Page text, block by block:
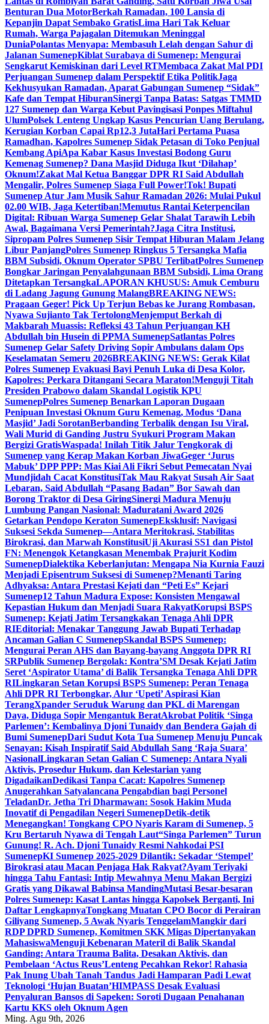
Benturan Dua MotorBerkah Ramadan, 100 Lansia di
Kepanjin Dapat Sembako GratisLima Hari Tak Keluar
Rumah, Warga Pajagalan Ditemukan Meninggal
DuniaPolantas Menyapa: Membasuh Lelah dengan Sahur di
Jalanan SumenepKiblat Surabaya di Sumenep: Mengurai
Sengkarut Kemiskinan dari Level RTMembaca Zakat Mal PDI
Perjuangan Sumenep dalam Perspektif Etika PolitikJaga
Kekhusyukan Ramadan, Aparat Gabungan Sumenep “Sidak”
Kafe dan Tempat HiburanSinergi Tanpa Batas: Satgas TMMD
127 Sumenep dan Warga Kebut Pavingisasi Ponpes Miftahul
UlumPolsek Lenteng Ungkap Kasus Pencurian Uang Berulang,
Kerugian Korban Capai Rp12,3 JutaHari Pertama Puasa
Ramadhan, Kapolres Sumenep Sidak Petasan di Toko Penjual
Kembang ApiApa Kabar Kasus Investasi Bodong Guru
Kemenag Sumenep? Dana Masjid Diduga Ikut ‘Dilahap’
Oknum!Zakat Mal Ketua Banggar DPR RI Said Abdullah
Mengalir, Polres Sumenep Siaga Full Power!Tok! Bupati
Sumenep Atur Jam Musik Sahur Ramadan 2026: Mulai Pukul
02.00 WIB, Jaga Ketertiban!Memutus Rantai Keterpencilan
Digital: Ribuan Warga Sumenep Gelar Shalat Tarawih Lebih
Awal, Bagaimana Versi Pemerintah?Jaga Citra Institusi,
Sipropam Polres Sumenep Sisir Tempat Hiburan Malam Jelang
Libur PanjangPolres Sumenep Ringkus 5 Tersangka Mafia
BBM Subsidi, Oknum Operator SPBU TerlibatPolres Sumenep
Bongkar Jaringan Penyalahgunaan BBM Subsidi, Lima Orang
Ditetapkan TersangkaLAPORAN KHUSUS: Amuk Cemburu
di Ladang Jagung Gunung MalangBREAKING NEWS:
Pragaan Geger! Pick Up Terjun Bebas ke Jurang Rombasan,
Nyawa Sujianto Tak TertolongMenjemput Berkah di
Makbarah Muassis: Refleksi 43 Tahun Perjuangan KH
Abdullah bin Husein di PPMA SumenepSatlantas Polres
Sumenep Gelar Safety Driving Sopir Ambulans dalam Ops
Keselamatan Semeru 2026BREAKING NEWS: Gerak Kilat
Polres Sumenep Evakuasi Bayi Penuh Luka di Desa Kolor,
Kapolres: Perkara Ditangani Secara Maraton!Menguji Titah
Presiden Prabowo dalam Skandal Logistik KPU
SumenepPolres Sumenep Benarkan Laporan Dugaan
Penipuan Investasi Oknum Guru Kemenag, Modus ‘Dana
Masjid’ Jadi SorotanBerbanding Terbalik dengan Isu Viral,
Wali Murid di Ganding Justru Syukuri Program Makan
Bergizi GratisWaspada! Inilah Titik Jalur Tengkorak di
Sumenep yang Kerap Makan Korban JiwaGeger ‘Jurus
Mabuk’ DPP PPP: Mas Kiai Ali Fikri Sebut Pemecatan Nyai
Mundjidah Cacat KonstitusiTak Mau Rakyat Susah Air Saat
Lebaran, Said Abdullah “Pasang Badan” Bor Sawah dan
Borong Traktor di Desa GiringSinergi Madura Menuju
Lumbung Pangan Nasional: Maduratani Award 2026
Getarkan Pendopo Keraton SumenepEksklusif: Navigasi
Suksesi Sekda Sumenep—Antara Meritokrasi, Stabilitas
Birokrasi, dan Marwah KonstitusiUji Akurasi SS1 dan Pistol
FN: Menengok Ketangkasan Menembak Prajurit Kodim
SumenepDialektika Keberlanjutan: Mengapa Nia Kurnia Fauzi
Menjadi Episentrum Suksesi di Sumenep?Menanti Taring
Adhyaksa: Antara Prestasi Kejati dan “Peti Es” Kejari
Sumenep12 Tahun Madura Expose: Konsisten Mengawal
Kepastian Hukum dan Menjadi Suara RakyatKorupsi BSPS
Sumenep: Kejati Jatim Tersangkakan Tenaga Ahli DPR
RIEditorial: Menakar Tanggung Jawab Bupati Terhadap
Ancaman Galian C SumenepSkandal BSPS Sumenep:
Mengurai Peran AHS dan Bayang-bayang Anggota DPR RI
SRPublik Sumenep Bergolak: Kontra’SM Desak Kejati Jatim
Seret ‘Aspirator Utama’ di Balik Tersangka Tenaga Ahli DPR
RILingkaran Setan Korupsi BSPS Sumenep: Peran Tenaga
Ahli DPR RI Terbongkar, Alur ‘Upeti’ Aspirasi Kian
TerangXpander Seruduk Warung dan PKL di Marengan
Daya, Diduga Sopir Mengantuk BeratAkrobat Politik ‘Singa
Parlemen’: Kembalinya Djoni Tunaidy dan Bendera Gajah di
Bumi SumenepDari Sudut Kota Tua Sumenep Menuju Puncak
Senayan: Kisah Inspiratif Said Abdullah Sang ‘Raja Suara’
NasionalLingkaran Setan Galian C Sumenep: Antara Nyali
Aktivis, Prosedur Hukum, dan Kelestarian yang
DigadaikanDedikasi Tanpa Cacat: Kapolres Sumenep
Anugerahkan Satyalancana Pengabdian bagi Personel
TeladanDr. Jetha Tri Dharmawan: Sosok Hakim Muda
Inovatif di Pengadilan Negeri SumenepDetik-detik
Menegangkan! Tongkang CPO Nyaris Karam di Sumenep, 5
Kru Bertaruh Nyawa di Tengah Laut“Singa Parlemen” Turun
Gunung! R. Ach. Djoni Tunaidy Resmi Nahkodai PSI
SumenepKI Sumenep 2025-2029 Dilantik: Sekadar ‘Stempel’
Birokrasi atau Macan Penjaga Hak Rakyat?Ayam Teriyaki
hingga Tahu Fantasi: Intip Mewahnya Menu Makan Bergizi
Gratis yang Dikawal Babinsa MandingMutasi Besar-besaran
Polres Sumenep: Kasat Lantas hingga Kapolsek Berganti, Ini
Daftar LengkapnyaTongkang Muatan CPO Bocor di Perairan
Giliyang Sumenep, 5 Awak Nyaris TenggelamMangkir dari
RDP DPRD Sumenep, Komitmen SKK Migas Dipertanyakan
MahasiswaMenguji Kebenaran Materil di Balik Skandal
Ganding: Antara Trauma Balita, Desakan Aktivis, dan
Pembelaan ‘Actus Reus’Lenteng Pecahkan Rekor! Rahasia
Pak Inung Ubah Tanah Tandus Jadi Hamparan Padi Lewat
Teknologi ‘Hujan Buatan’HIMPASS Desak Evaluasi
Penyaluran Bansos di Sapeken: Soroti Dugaan Penahanan
Kartu KKS oleh Oknum Agen
Ming. Agu 9th, 2026